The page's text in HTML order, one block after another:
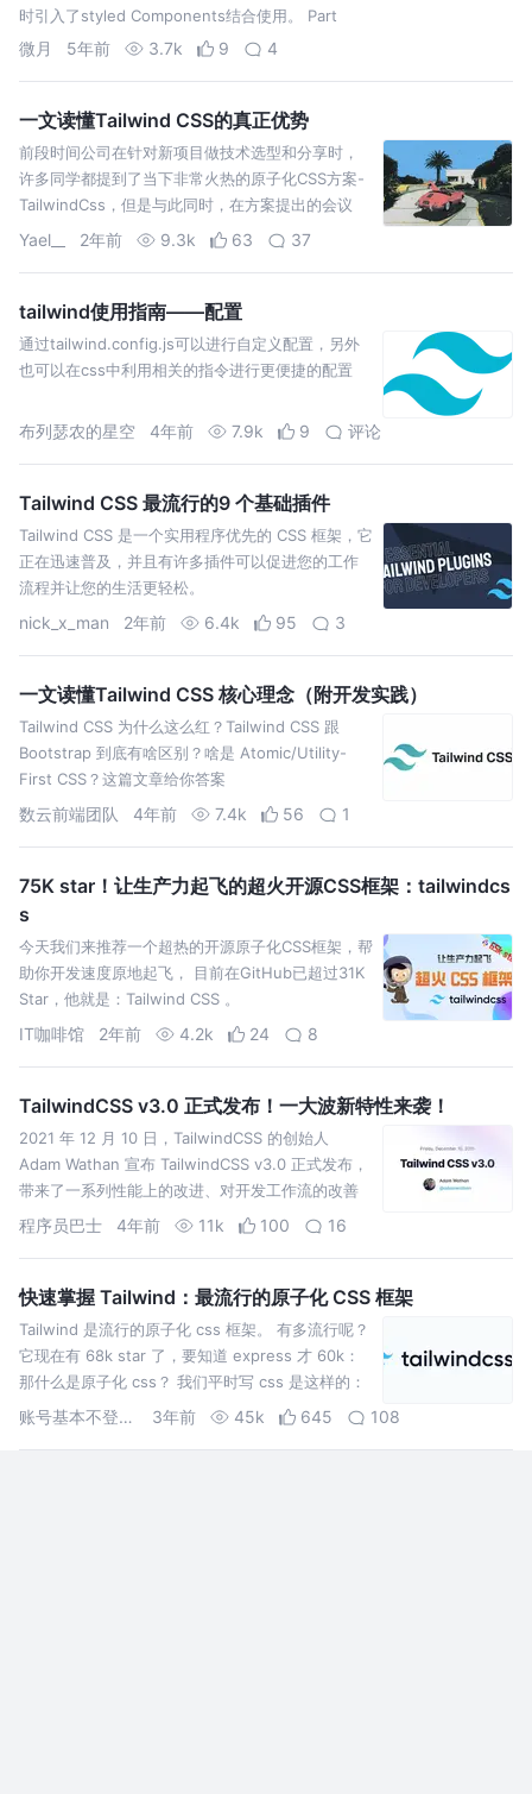
时引入了styled Components结合使用。 Part
微月 5年前 3.7k 9 4
一文读懂Tailwind CSS的真正优势
前段时间公司在针对新项目做技术选型和分享时，
许多同学都提到了当下非常火热的原子化CSS方案-
TailwindCss，但是与此同时，在方案提出的会议
上，也有不少同事针对这个轮子提出了自己的质
Yael__ 2年前 9.3k 63 37
tailwind使用指南——配置
通过tailwind.config.js可以进行自定义配置，另外
也可以在css中利用相关的指令进行更便捷的配置
布列瑟农的星空 4年前 7.9k 9 评论
Tailwind CSS 最流行的9 个基础插件
Tailwind CSS 是一个实用程序优先的 CSS 框架，它
正在迅速普及，并且有许多插件可以促进您的工作
流程并让您的生活更轻松。
nick_x_man 2年前 6.4k 95 3
一文读懂Tailwind CSS 核心理念（附开发实践）
Tailwind CSS 为什么这么红？Tailwind CSS 跟
Bootstrap 到底有啥区别？啥是 Atomic/Utility-
First CSS？这篇文章给你答案
数云前端团队 4年前 7.4k 56 1
75K star！让生产力起飞的超火开源CSS框架：tailwindcs
s
今天我们来推荐一个超热的开源原子化CSS框架，帮
助你开发速度原地起飞， 目前在GitHub已超过31K
Star，他就是：Tailwind CSS 。
IT咖啡馆 2年前 4.2k 24 8
TailwindCSS v3.0 正式发布！一大波新特性来袭！
2021 年 12 月 10 日，TailwindCSS 的创始人
Adam Wathan 宣布 TailwindCSS v3.0 正式发布，
带来了一系列性能上的改进、对开发工作流的改善
以及大量的新特
程序员巴士 4年前 11k 100 16
快速掌握 Tailwind：最流行的原子化 CSS 框架
Tailwind 是流行的原子化 css 框架。 有多流行呢？
它现在有 68k star 了，要知道 express 才 60k：
那什么是原子化 css？ 我们平时写 css 是这样的：
在 ht
账号基本不登录可以加我微信 3年前 45k 645 108